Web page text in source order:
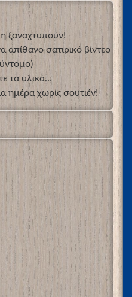
ξαναχτυπούν!
σατιρικό βίντεο
τα υλικά…
ημέρα χωρίς σουτιέν!